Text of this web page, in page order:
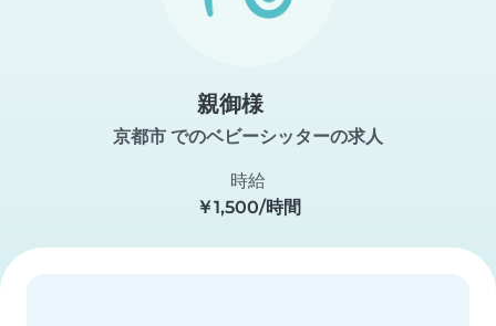
親御様
京都市 でのベビーシッターの求人
時給
￥1,500/時間